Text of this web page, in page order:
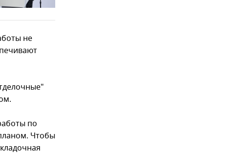
не
по
Чтобы